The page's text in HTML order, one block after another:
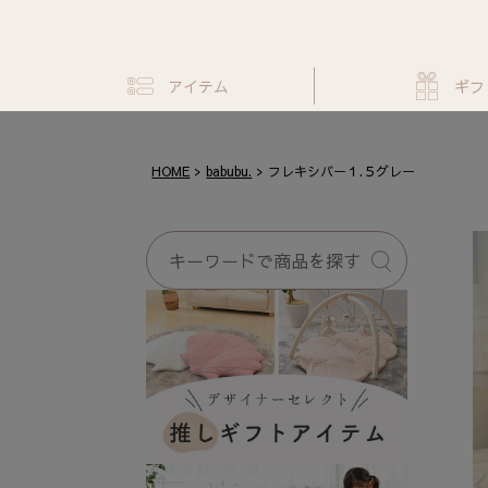
アイテム ギ
HOME babubu. フレキシバー１.５グレー